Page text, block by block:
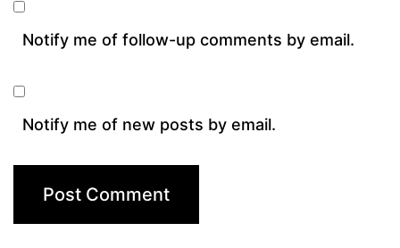
Notify me of follow-up comments by email.
Notify me of new posts by email.